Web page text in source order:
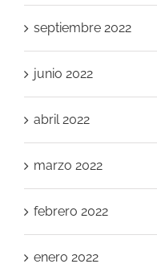
septiembre 2022
junio 2022
abril 2022
marzo 2022
febrero 2022
enero 2022